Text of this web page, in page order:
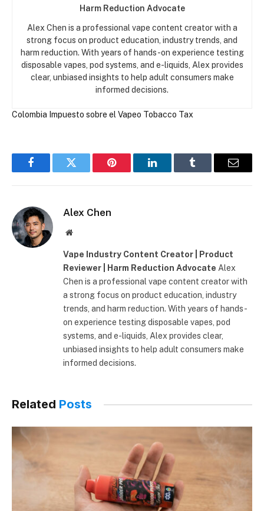
Harm Reduction Advocate
Alex Chen is a professional vape content creator with a
strong focus on product education, industry trends, and
harm reduction. With years of hands-on experience testing
disposable vapes, pod systems, and e-liquids, Alex provides
clear, unbiased insights to help adult consumers make
informed decisions.
Alex Chen
Web
Vape Industry Content Creator | Product
Reviewer | Harm Reduction Advocate
Chen is a professional vape content creator with
a strong focus on product education, industry
trends, and harm reduction. With years of hands-
on experience testing disposable vapes, pod
systems, and e-liquids, Alex provides clear,
RelatedPosts